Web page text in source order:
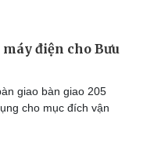
điện cho Bưu
giao bàn giao 205
cho mục đích vận